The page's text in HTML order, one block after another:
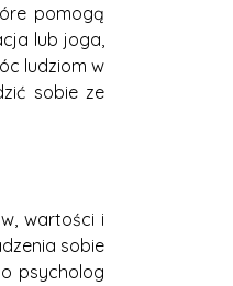
pomogą
lub joga,
ludziom w
sobie ze
wartości i
sobie
psycholog